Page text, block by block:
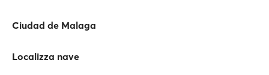
Ciudad de Malaga
Localizza nave